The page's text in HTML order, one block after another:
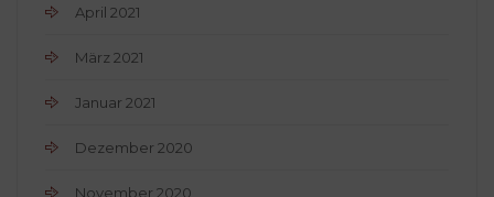
April 2021
März 2021
Januar 2021
Dezember 2020
November 2020